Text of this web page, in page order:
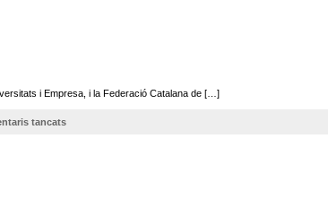
i Empresa, i la Federació Catalana de […]
tancats